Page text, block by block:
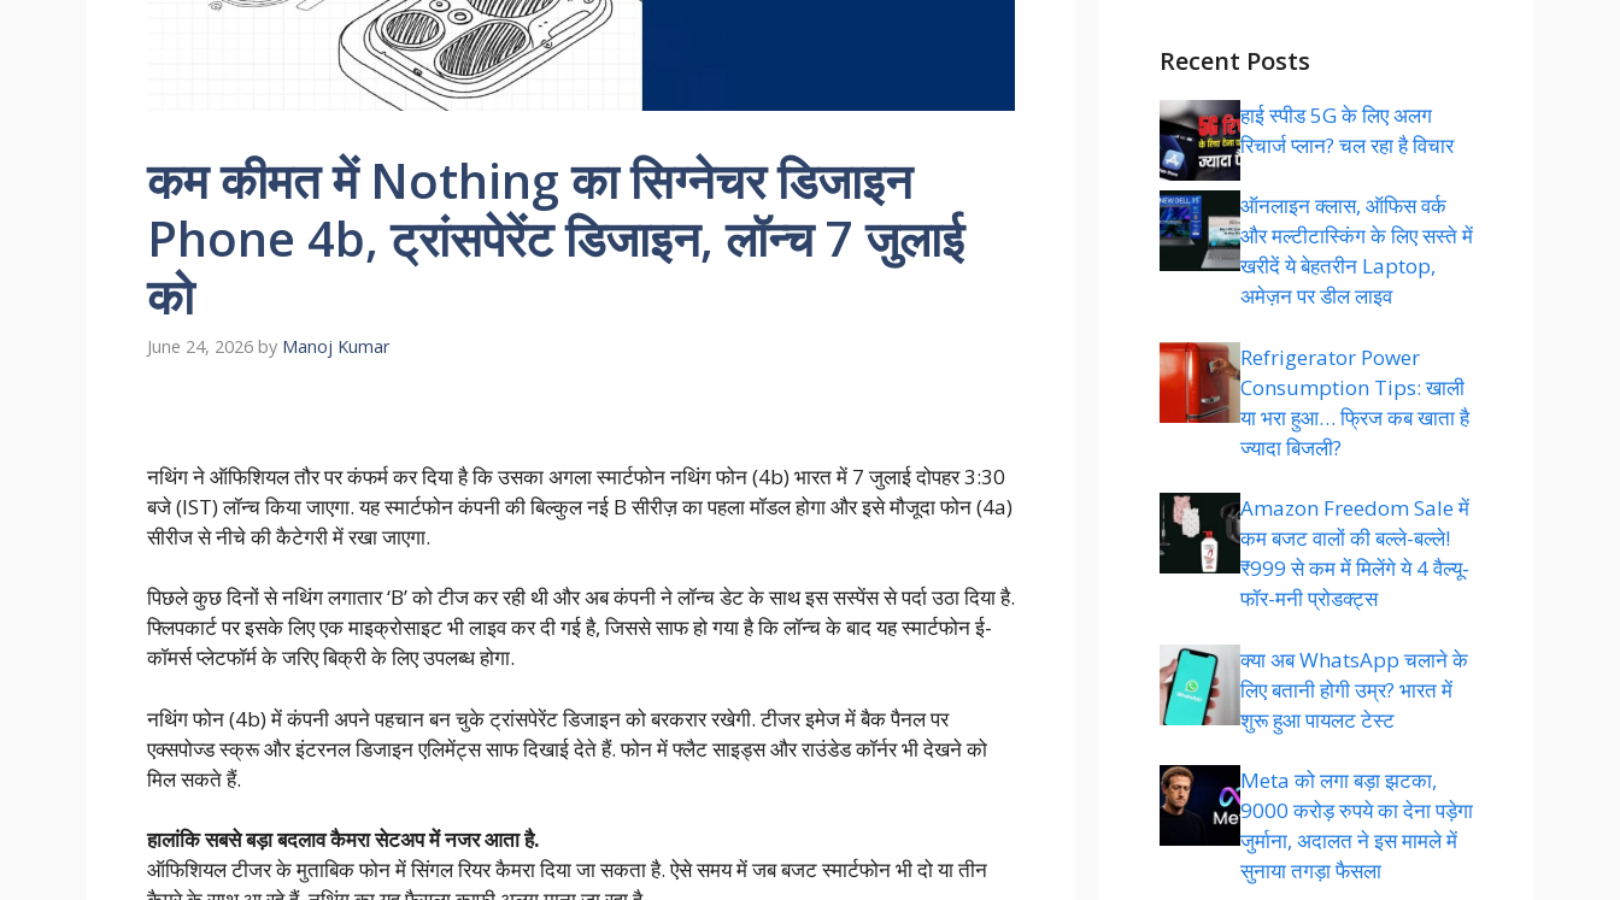
कम कीमत में Nothing का सिग्नेचर डिजाइन
Phone 4b, ट्रांसपेरेंट डिजाइन, लॉन्च 7 जुलाई
को
June 24, 2026 by Manoj Kumar
नथिंग ने ऑफिशियल तौर पर कंफर्म कर दिया है कि उसका अगला स्मार्टफोन नथिंग फोन (4b) भारत में 7 जुलाई दोपहर 3:30
बजे (IST) लॉन्च किया जाएगा. यह स्मार्टफोन कंपनी की बिल्कुल नई B सीरीज़ का पहला मॉडल होगा और इसे मौजूदा फोन (4a)
सीरीज से नीचे की कैटेगरी में रखा जाएगा.
पिछले कुछ दिनों से नथिंग लगातार ‘B’ को टीज कर रही थी और अब कंपनी ने लॉन्च डेट के साथ इस सस्पेंस से पर्दा उठा दिया है.
फ्लिपकार्ट पर इसके लिए एक माइक्रोसाइट भी लाइव कर दी गई है, जिससे साफ हो गया है कि लॉन्च के बाद यह स्मार्टफोन ई-
कॉमर्स प्लेटफॉर्म के जरिए बिक्री के लिए उपलब्ध होगा.
नथिंग फोन (4b) में कंपनी अपने पहचान बन चुके ट्रांसपेरेंट डिजाइन को बरकरार रखेगी. टीजर इमेज में बैक पैनल पर
एक्सपोज्ड स्क्रू और इंटरनल डिजाइन एलिमेंट्स साफ दिखाई देते हैं. फोन में फ्लैट साइड्स और राउंडेड कॉर्नर भी देखने को
मिल सकते हैं.
हालांकि सबसे बड़ा बदलाव कैमरा सेटअप में नजर आता है.
ऑफिशियल टीजर के मुताबिक फोन में सिंगल रियर कैमरा दिया जा सकता है. ऐसे समय में जब बजट स्मार्टफोन भी दो या तीन
Recent Posts
हाई स्पीड 5G के लिए अलग
रिचार्ज प्लान? चल रहा है विचार
ऑनलाइन क्लास, ऑफिस वर्क
और मल्टीटास्किंग के लिए सस्ते में
खरीदें ये बेहतरीन Laptop,
अमेज़न पर डील लाइव
Refrigerator Power
Consumption Tips: खाली
या भरा हुआ… फ्रिज कब खाता है
ज्यादा बिजली?
Amazon Freedom Sale में
कम बजट वालों की बल्ले-बल्ले!
₹999 से कम में मिलेंगे ये 4 वैल्यू-
फॉर-मनी प्रोडक्ट्स
क्या अब WhatsApp चलाने के
लिए बतानी होगी उम्र? भारत में
शुरू हुआ पायलट टेस्ट
Meta को लगा बड़ा झटका,
9000 करोड़ रुपये का देना पड़ेगा
जुर्माना, अदालत ने इस मामले में
सुनाया तगड़ा फैसला